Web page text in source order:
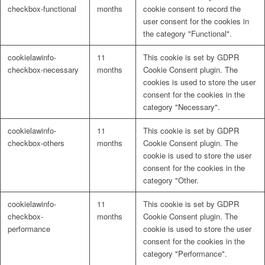
checkbox-functional
months
cookie consent to record the
user consent for the cookies in
the category "Functional".
cookielawinfo-
checkbox-necessary
11
months
This cookie is set by GDPR
Cookie Consent plugin. The
cookies is used to store the user
consent for the cookies in the
category "Necessary".
cookielawinfo-
checkbox-others
11
months
This cookie is set by GDPR
Cookie Consent plugin. The
cookie is used to store the user
consent for the cookies in the
category "Other.
cookielawinfo-
checkbox-
performance
11
months
This cookie is set by GDPR
Cookie Consent plugin. The
cookie is used to store the user
consent for the cookies in the
category "Performance".